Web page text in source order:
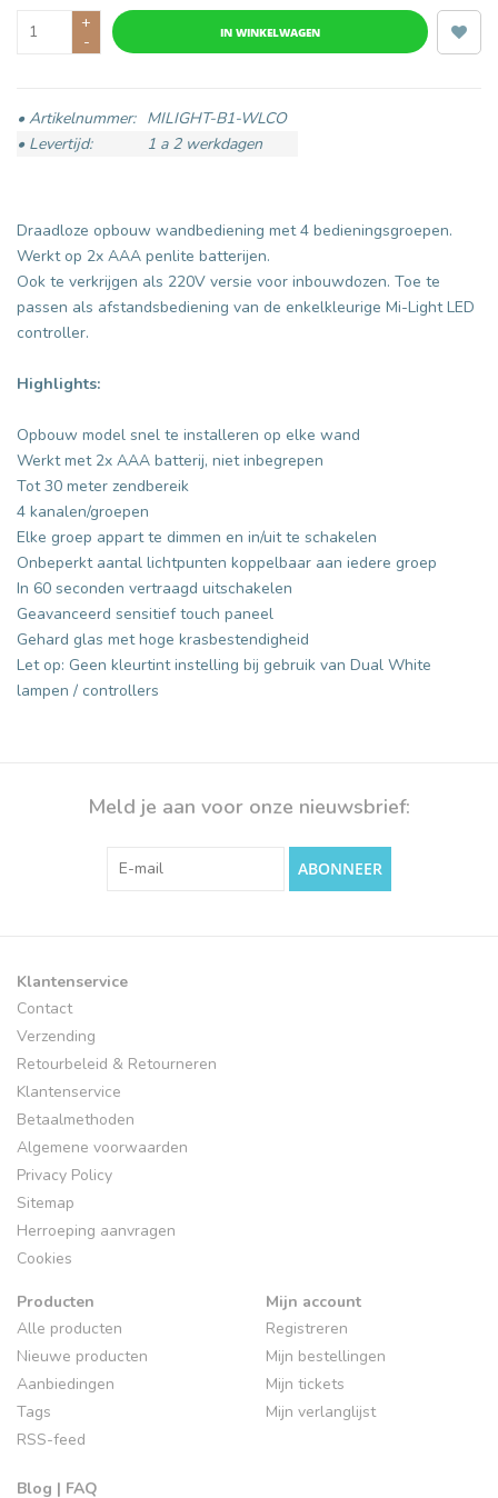
+
-
IN WINKELWAGEN
• Artikelnummer: MILIGHT-B1-WLCO
• Levertijd:
1 a 2 werkdagen
Draadloze opbouw wandbediening met 4 bedieningsgroepen.
Werkt op 2x AAA penlite batterijen.
Ook te verkrijgen als 220V versie voor inbouwdozen. Toe te
passen als afstandsbediening van de enkelkleurige Mi-Light LED
controller.
Highlights:
Opbouw model snel te installeren op elke wand
Werkt met 2x AAA batterij, niet inbegrepen
Tot 30 meter zendbereik
4 kanalen/groepen
Elke groep appart te dimmen en in/uit te schakelen
Onbeperkt aantal lichtpunten koppelbaar aan iedere groep
In 60 seconden vertraagd uitschakelen
Geavanceerd sensitief touch paneel
Gehard glas met hoge krasbestendigheid
Let op: Geen kleurtint instelling bij gebruik van Dual White
lampen / controllers
Meld je aan voor onze nieuwsbrief:
ABONNEER
Klantenservice
Contact
Verzending
Retourbeleid & Retourneren
Klantenservice
Betaalmethoden
Algemene voorwaarden
Privacy Policy
Sitemap
Herroeping aanvragen
Cookies
Producten
Alle producten
Nieuwe producten
Aanbiedingen
Tags
RSS-feed
Blog | FAQ
Mijn account
Registreren
Mijn bestellingen
Mijn tickets
Mijn verlanglijst